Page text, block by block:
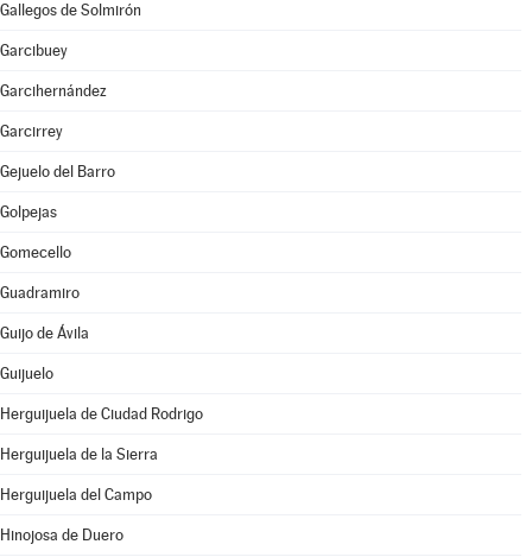
Gallegos de Solmirón
Garcibuey
Garcihernández
Garcirrey
Gejuelo del Barro
Golpejas
Gomecello
Guadramiro
Guijo de Ávila
Guijuelo
Herguijuela de Ciudad Rodrigo
Herguijuela de la Sierra
Herguijuela del Campo
Hinojosa de Duero